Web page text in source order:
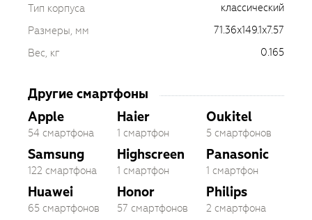
Тип корпуса
классический
Размеры, мм
71.36x149.1x7.57
Вес, кг
0.165
Другие смартфоны
Apple
54 смартфона
Samsung
122 смартфона
Huawei
65 смартфонов
Haier
1 смартфон
Highscreen
1 смартфон
Honor
57 смартфонов
Oukitel
5 смартфонов
Panasonic
1 смартфон
Philips
2 смартфона